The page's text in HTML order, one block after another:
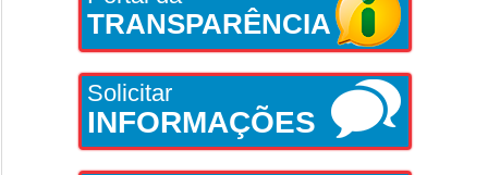
TRANSPARÊNCIA
Solicitar
INFORMAÇÕES